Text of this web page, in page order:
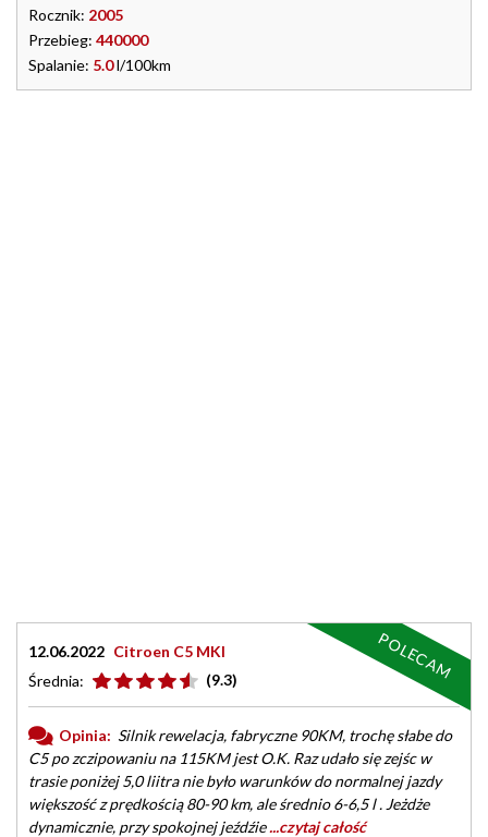
Rocznik: 2005
Przebieg: 440000
Spalanie: 5.0l/100km
12.06.2022 Citroen C5 MKI
Średnia:
(9.3)
Opinia: Silnik rewelacja, fabryczne 90KM, trochę słabe do
C5 po zczipowaniu na 115KM jest O.K. Raz udało się zejśc w
trasie poniżej 5,0 liitra nie było warunków do normalnej jazdy
większość z prędkością 80-90 km, ale średnio 6-6,5 l . Jeżdże
dynamicznie, przy spokojnej jeźdźie...czytaj całość
POLECAM